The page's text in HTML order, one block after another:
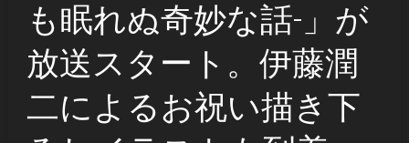
も眠れぬ奇妙な話-」が
放送スタート。伊藤潤
二によるお祝い描き下